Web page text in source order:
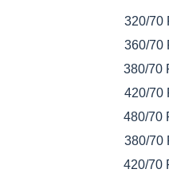
320/70
360/70
380/70
420/70
480/70
380/70
420/70